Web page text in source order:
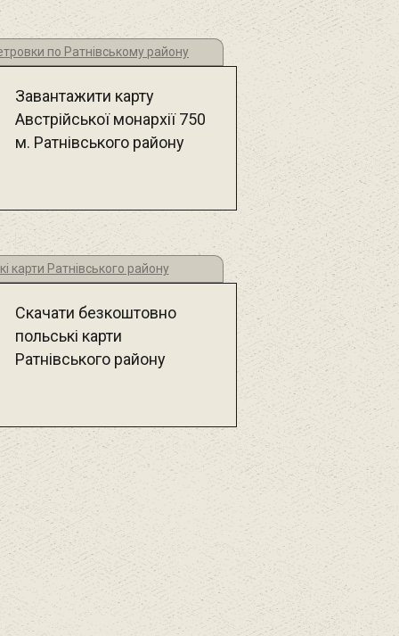
по Ратнівському району
Завантажити карту
Австрійської монархії 750
м. Ратнівського району
карти Ратнівського району
Скачати безкоштовно
польські карти
Ратнівського району